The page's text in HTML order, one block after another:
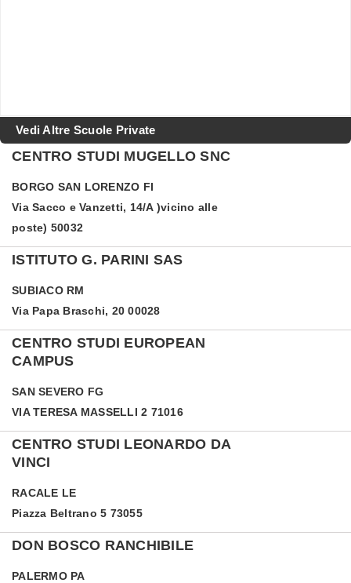
Vedi Altre Scuole Private
CENTRO STUDI MUGELLO SNC
BORGO SAN LORENZO FI
Via Sacco e Vanzetti, 14/A )vicino alle
poste) 50032
ISTITUTO G. PARINI SAS
SUBIACO RM
Via Papa Braschi, 20 00028
CENTRO STUDI EUROPEAN
CAMPUS
SAN SEVERO FG
VIA TERESA MASSELLI 2 71016
CENTRO STUDI LEONARDO DA
VINCI
RACALE LE
Piazza Beltrano 5 73055
DON BOSCO RANCHIBILE
PALERMO PA